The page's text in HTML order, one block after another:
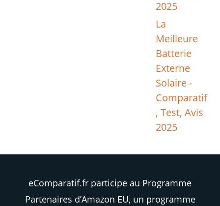
2025
La
Meilleure
Batterie
Externe
Solaire -
Comparatif
, Test, Avis
2025
eComparatif.fr participe au Programme
Partenaires d’Amazon EU, un programme